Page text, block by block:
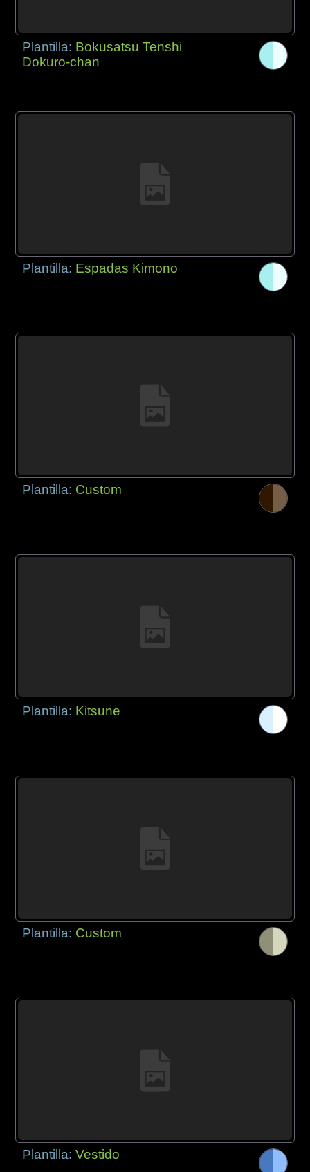
Plantilla: Bokusatsu Tenshi
Dokuro-chan
Plantilla: Espadas Kimono
Plantilla: Custom
Plantilla: Kitsune
Plantilla: Custom
Plantilla:Vestido